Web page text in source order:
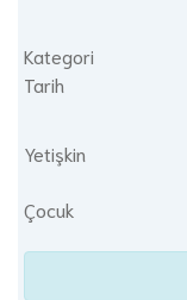
Kategori
Tarih
Yetişkin
Çocuk